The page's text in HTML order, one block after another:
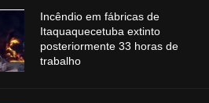
Incêndio em fábricas de
Itaquaquecetuba extinto
posteriormente 33 horas de
trabalho